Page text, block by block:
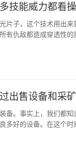
技能威力都看
片子，这个技术用出
有仇敌都造成穿透性
出售设备和采
备。事实上，我们都
多好的设备。在这个